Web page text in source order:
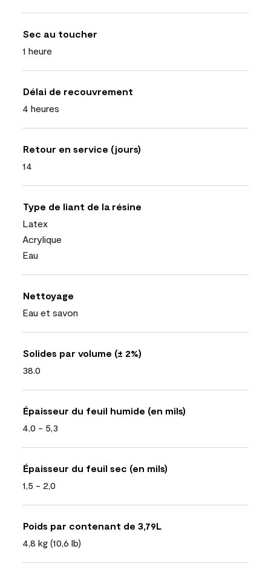
Sec au toucher
1 heure
Délai de recouvrement
4 heures
Retour en service (jours)
14
Type de liant de la résine
Latex
Acrylique
Eau
Nettoyage
Eau et savon
Solides par volume (± 2%)
38.0
Épaisseur du feuil humide (en mils)
4,0 - 5,3
Épaisseur du feuil sec (en mils)
1,5 - 2,0
Poids par contenant de 3,79L
4,8 kg (10,6 lb)